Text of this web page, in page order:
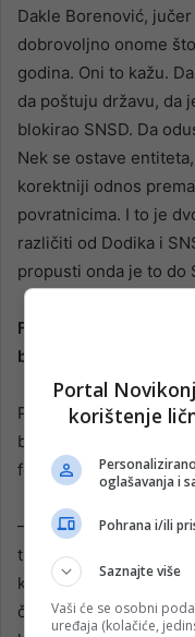
Dakle Borenović,
dobrovoljno onome
godina. Oni to kažu.
da poštuju državu, da
blokirao SNSD. Da
Nek se ostave
korektniji odnos
povratnicima. I to je
različiti od Dodika i
propusti onda je to do
Formiranje vlasti na
bila politička perverzija
Predsjednik SDA
bi Pokret za državu
fotelje.
– Javnost to treba da
tu situaciju. Šta ste
kritikovali SDA? Da li
četiri godine zaista to
Portal
korištenje
oglašavanja i
Pohrana i/ili
Saznajte više
Vaši će se osobni
uređaja (kolačiće,